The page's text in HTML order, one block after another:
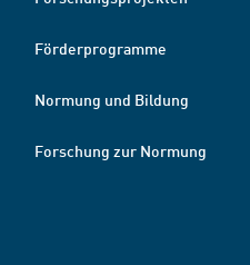
Förderprogramme
Normung und Bildung
Forschung zur Normung